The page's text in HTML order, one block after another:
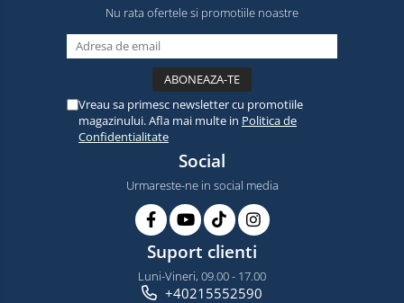
Nu rata ofertele si promotiile noastre
Vreau sa primesc newsletter cu promotiile
magazinului. Afla mai multe in Politica de
Confidentialitate
Social
Urmareste-ne in social media
Suport clienti
Luni-Vineri, 09.00 - 17.00
+40215552590